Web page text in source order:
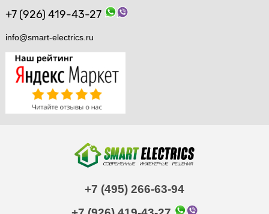
+7 (926) 419-43-27
info@smart-electrics.ru
+7 (495) 266-63-94